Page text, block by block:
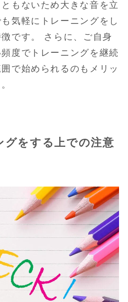
もないため大きな音を立
気軽にトレーニングをし
です。 さらに、ご自身
度でトレーニングを継続
で始められるのもメリッ
グをする上での注意